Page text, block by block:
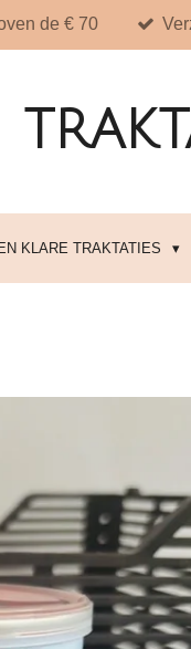
de € 70
KLARE TRAKTATIES